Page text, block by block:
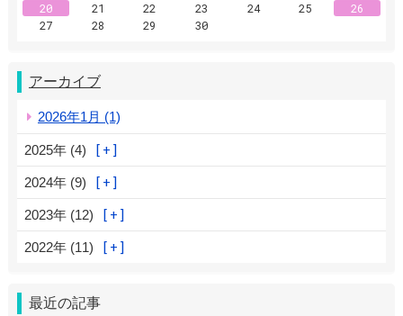
20
21 22 23 24 25
26
27
28 29 30
アーカイブ
2026年1月 (1)
2025年 (4)
2024年 (9)
2023年 (12)
2022年 (11)
最近の記事